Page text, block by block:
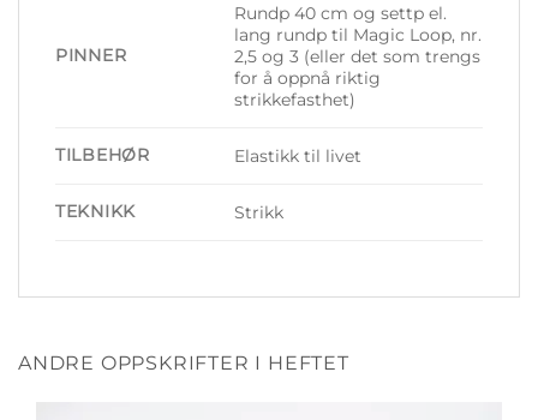
PINNER
Rundp 40 cm og settp el.
lang rundp til Magic Loop, nr.
2,5 og 3 (eller det som trengs
for å oppnå riktig
strikkefasthet)
TILBEHØR Elastikk til livet
TEKNIKK Strikk
ANDRE OPPSKRIFTER I HEFTET